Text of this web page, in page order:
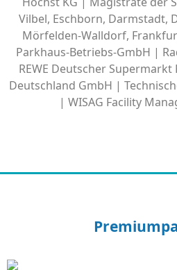
Vilbel, Eschborn, Darmstadt,
Mörfelden-Walldorf,
Parkhaus-Betriebs-GmbH |
REWE Deutscher
Deutschland GmbH |
| WISAG Facility